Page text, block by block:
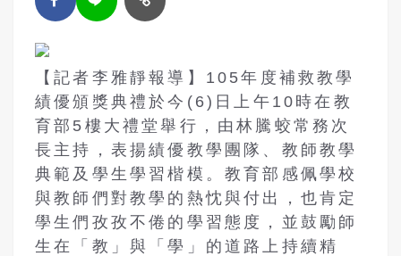
【記者李雅靜報導】 105年度補救教學
績優頒獎典禮於今 (6) 日上午 10 時在教
育部 5 樓大禮堂舉行，由林騰蛟常務次
長主持，表揚績優教學團隊、教師教學
典範及學生學習楷模。教育部感佩學校
與教師們對教學的熱忱與付出，也肯定
學生們孜孜不倦的學習態度，並鼓勵師
生在「教」與「學」的道路上持續精